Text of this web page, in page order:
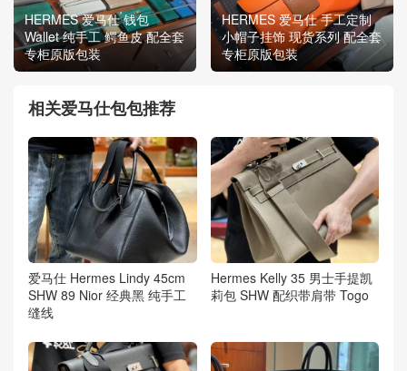
HERMES 爱马仕 钱包
Wallet 纯手工 鳄鱼皮 配全套
专柜原版包装
HERMES 爱马仕 手工定制
小帽子挂饰 现货系列 配全套
专柜原版包装
相关爱马仕包包推荐
爱马仕 Hermes Lindy 45cm
SHW 89 Nior 经典黑 纯手工
缝线
Hermes Kelly 35 男士手提凯
莉包 SHW 配织带肩带 Togo